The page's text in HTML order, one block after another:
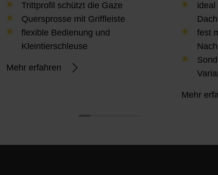
Trittprofil schützt die Gaze
Quersprosse mit Griffleiste
flexible Bedienung und
Kleintierschleuse
Mehr erfahren
ideal
fest
Mehr